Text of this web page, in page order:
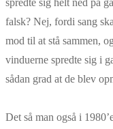
falsk? Nej, fordi sang
mod til at stå sammen,
vinduerne spredte sig i
sådan grad at de blev
Det så man også i